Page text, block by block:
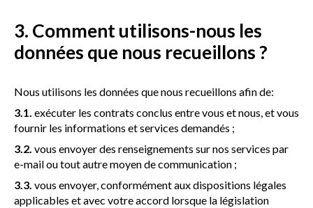
3. Comment utilisons-nous les
données que nous recueillons ?
Nous utilisons les données que nous recueillons afin de:
3.1. exécuter les contrats conclus entre vous et nous, et vous
fournir les informations et services demandés ;
3.2. vous envoyer des renseignements sur nos services par
e-mail ou tout autre moyen de communication ;
3.3. vous envoyer, conformément aux dispositions légales
applicables et avec votre accord lorsque la législation